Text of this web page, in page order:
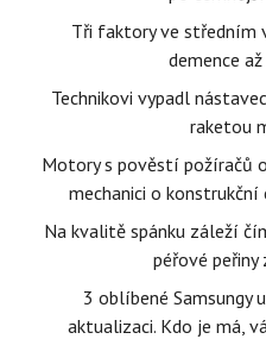
Tři faktory ve středním
demence
Technikovi vypadl
raketou
Motory s pověstí požíračů
mechanici o konstrukční
Na kvalitě spánku záleží
péřové
3 oblíbené Samsungy
aktualizaci. Kdo je má,